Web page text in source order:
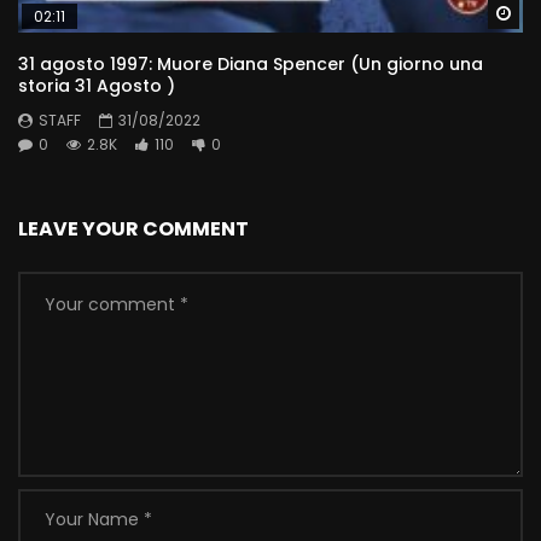
02:11
31 agosto 1997: Muore Diana Spencer (Un giorno una
storia 31 Agosto )
STAFF
31/08/2022
0
2.8K 110 0
LEAVE YOUR COMMENT